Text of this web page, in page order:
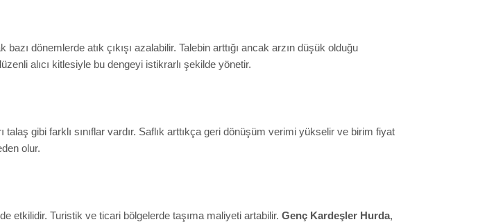
dönemlerde atık çıkışı azalabilir. Talebin arttığı ancak arzın düşük olduğu
alıcı kitlesiyle bu dengeyi istikrarlı şekilde yönetir.
gibi farklı sınıflar vardır. Saflık arttıkça geri dönüşüm verimi yükselir ve birim fiyat
olur.
etkilidir. Turistik ve ticari bölgelerde taşıma maliyeti artabilir. Genç Kardeşler Hurda,